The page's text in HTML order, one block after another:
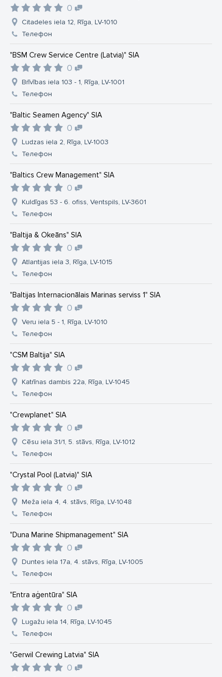
0
Citadeles iela 12, Rīga, LV-1010
Телефон
"BSM Crew Service Centre (Latvia)" SIA
0
Brīvības iela 103 - 1, Rīga, LV-1001
Телефон
"Baltic Seamen Agency" SIA
0
Ludzas iela 2, Rīga, LV-1003
Телефон
"Baltics Crew Management" SIA
0
Kuldīgas 53 - 6. ofiss, Ventspils, LV-3601
Телефон
"Baltija & Okeāns" SIA
0
Atlantijas iela 3, Rīga, LV-1015
Телефон
"Baltijas Internacionālais Marinas serviss 1" SIA
0
Veru iela 5 - 1, Rīga, LV-1010
Телефон
"CSM Baltija" SIA
0
Katrīnas dambis 22a, Rīga, LV-1045
Телефон
"Crewplanet" SIA
0
Cēsu iela 31/1, 5. stāvs, Rīga, LV-1012
Телефон
"Crystal Pool (Latvia)" SIA
0
Meža iela 4, 4. stāvs, Rīga, LV-1048
Телефон
"Duna Marine Shipmanagement" SIA
0
Duntes iela 17a, 4. stāvs, Rīga, LV-1005
Телефон
"Entra aģentūra" SIA
0
Lugažu iela 14, Rīga, LV-1045
Телефон
"Gerwil Crewing Latvia" SIA
0